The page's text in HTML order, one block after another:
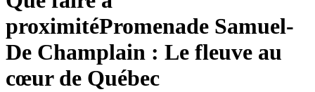
proximitéPromenade Samuel-
De Champlain : Le fleuve au
cœur de Québec